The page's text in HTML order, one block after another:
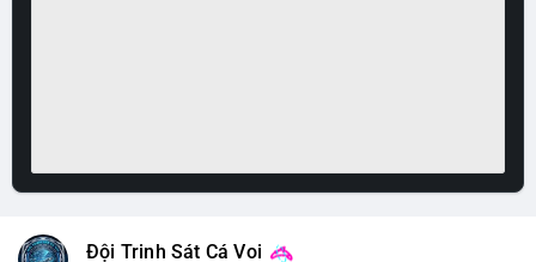
Đội Trinh Sát Cá Voi